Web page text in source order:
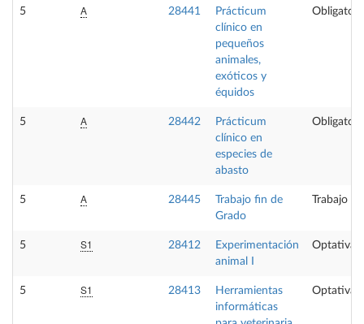
5 A 28441
Prácticum
clínico en
pequeños
animales,
exóticos y
équidos
5 A 28442
Prácticum
clínico en
especies de
abasto
5 A 28445
Trabajo fin de
Grado
Trabajo
5 S1 28412
Experimentación
animal I
Optativa
5 S1 28413
Herramientas
informáticas
Optativa